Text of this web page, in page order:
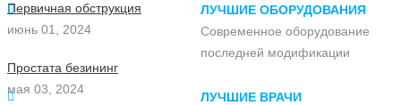
Первичная обструкция
июнь 01, 2024
Простата безининг
мая 03, 2024
ЛУЧШИЕ ОБОРУДОВАНИЯ
Современное оборудование
последней модификации
ЛУЧШИЕ ВРАЧИ